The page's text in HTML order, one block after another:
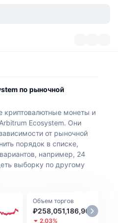
(Биткоин)
по рыночной
монеты и
Ecosystem. Они
от рыночной
порядок в списке,
например, 24
выборку по другому
Объем торгов
₽258,051,186,960
2.03%